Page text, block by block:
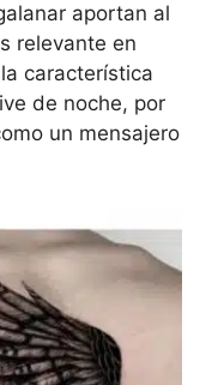
aportan al
relevante en
característica
de noche, por
un mensajero